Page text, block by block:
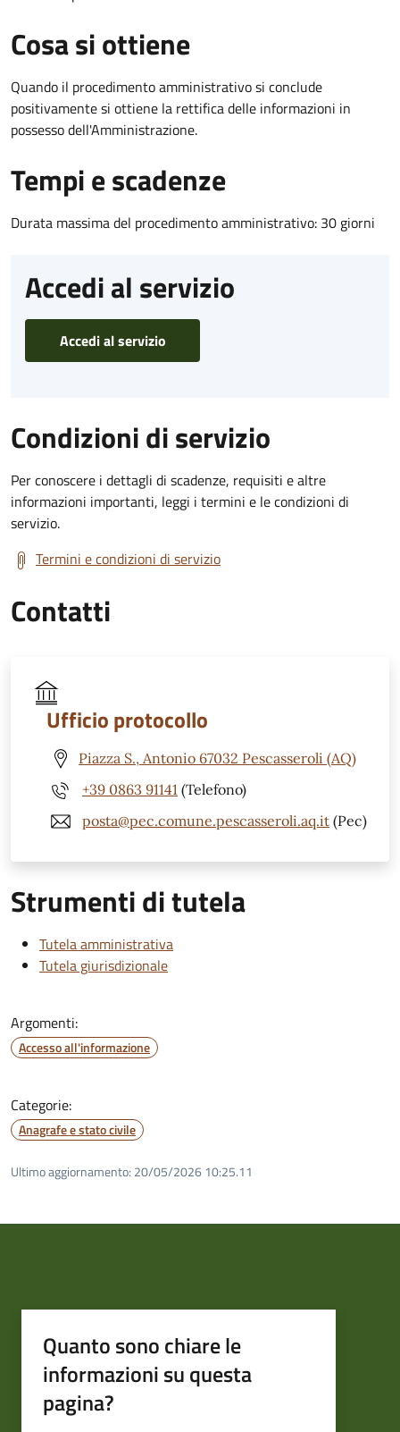
Cosa si ottiene
Quando il procedimento amministrativo si conclude
positivamente si ottiene la rettifica delle informazioni in
possesso dell'Amministrazione.
Tempi e scadenze
Durata massima del procedimento amministrativo: 30 giorni
Accedi al servizio
Accedi al servizio
Condizioni di servizio
Per conoscere i dettagli di scadenze, requisiti e altre
informazioni importanti, leggi i termini e le condizioni di
servizio.
Termini e condizioni di servizio
Contatti
Ufficio protocollo
Piazza S., Antonio 67032 Pescasseroli (AQ)
+39 0863 91141 (Telefono)
posta@pec.comune.pescasseroli.aq.it (Pec)
Strumenti di tutela
Tutela amministrativa
Tutela giurisdizionale
Argomenti:
Accesso all'informazione
Categorie:
Anagrafe e stato civile
Ultimo aggiornamento: 20/05/2026 10:25.11
Quanto sono chiare le
informazioni su questa
pagina?